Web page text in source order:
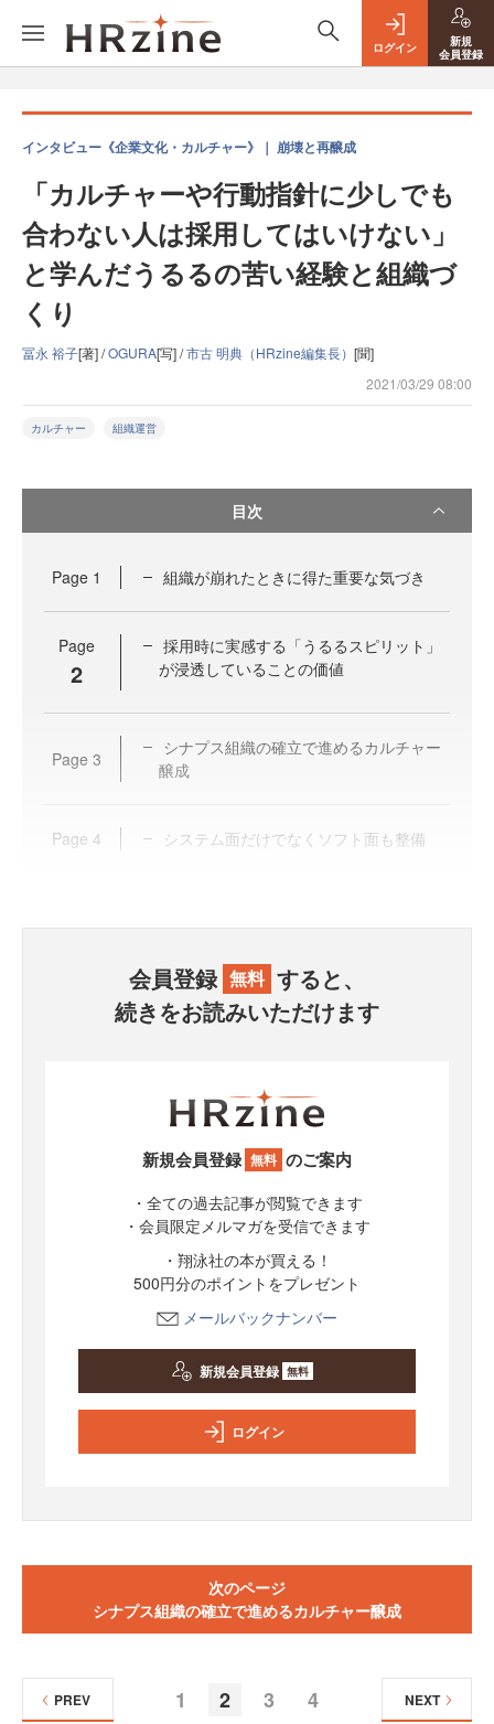
ログイン
新規
会員登録
インタビュー《企業文化・カルチャー》｜ 崩壊と再醸成
「カルチャーや行動指針に少しでも
合わない人は採用してはいけない」
と学んだうるるの苦い経験と組織づ
くり
冨永 裕子[著] /OGURA[写] /市古 明典（HRzine編集長） [聞]
2021/03/29 08:00
カルチャー 組織運営
目次
Page 1 組織が崩れたときに得た重要な気づき
Page
2
採用時に実感する「うるるスピリット」
が浸透していることの価値
Page 3
シナプス組織の確立で進めるカルチャー
醸成
Page 4 システム面だけでなくソフト面も整備
会員登録 無料 すると、
続きをお読みいただけます
新規会員登録 無料 のご案内
・全ての過去記事が閲覧できます
・会員限定メルマガを受信できます
・翔泳社の本が買える！
500円分のポイントをプレゼント
メールバックナンバー
新規会員登録 無料
ログイン
次のページ
シナプス組織の確立で進めるカルチャー醸成
1 2 3 4
PREV NEXT